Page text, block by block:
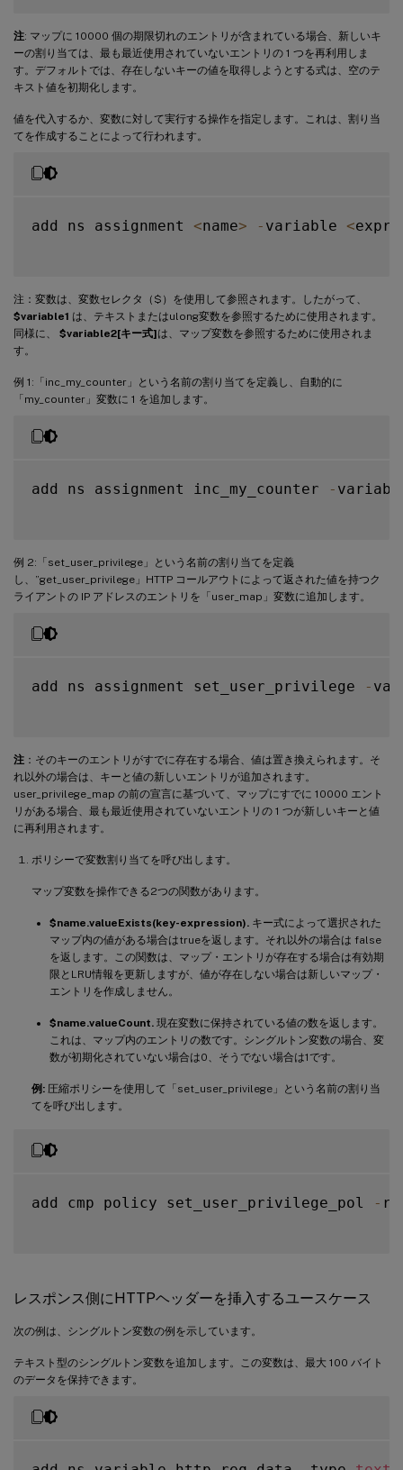
注: マップに 10000 個の期限切れのエントリが含まれている場合、新しいキ
ーの割り当ては、最も最近使用されていないエントリの 1 つを再利用しま
す。デフォルトでは、存在しないキーの値を取得しようとする式は、空のテ
キスト値を初期化します。
値を代入するか、変数に対して実行する操作を指定します。これは、割り当
てを作成することによって行われます。
add ns assignment <name> - variable <
注：変数は、変数セレクタ（$）を使用して参照されます。したがって、
$variable1 は、テキストまたはulong変数を参照するために使用されます。
同様に、 $variable2[キー式]は、マップ変数を参照するために使用されま
す。
例 1:「inc_my_counter」という名前の割り当てを定義し、自動的に
「my_counter」変数に 1 を追加します。
add ns assignment inc_my_counter -
例 2:「set_user_privilege」という名前の割り当てを定義
し、”get_user_privilege」HTTP コールアウトによって返された値を持つク
ライアントの IP アドレスのエントリを「user_map」変数に追加します。
add ns assignment set_user_privilege -
注 ：そのキーのエントリがすでに存在する場合、値は置き換えられます。そ
れ以外の場合は、キーと値の新しいエントリが追加されます。
user_privilege_map の前の宣言に基づいて、マップにすでに 10000 エント
リがある場合、最も最近使用されていないエントリの 1 つが新しいキーと値
に再利用されます。
ポリシーで変数割り当てを呼び出します。
マップ変数を操作できる2つの関数があります。
$name.valueExists(key-expression). キー式によって選択された
マップ内の値がある場合はtrueを返します。それ以外の場合は false
を返します。この関数は、マップ・エントリが存在する場合は有効期
限とLRU情報を更新しますが、値が存在しない場合は新しいマップ・
エントリを作成しません。
$name.valueCount. 現在変数に保持されている値の数を返します。
これは、マップ内のエントリの数です。シングルトン変数の場合、変
数が初期化されていない場合は0、そうでない場合は1です。
例: 圧縮ポリシーを使用して「set_user_privilege」という名前の割り当
てを呼び出します。
add cmp policy set_user_privilege_pol -
レスポンス側にHTTPヘッダーを挿入するユースケース
次の例は、シングルトン変数の例を示しています。
テキスト型のシングルトン変数を追加します。この変数は、最大 100 バイト
のデータを保持できます。